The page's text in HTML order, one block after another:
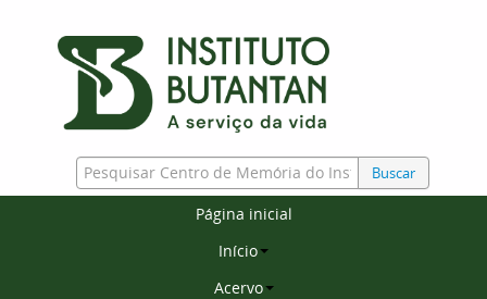
Buscar
Página inicial
Início
Acervo